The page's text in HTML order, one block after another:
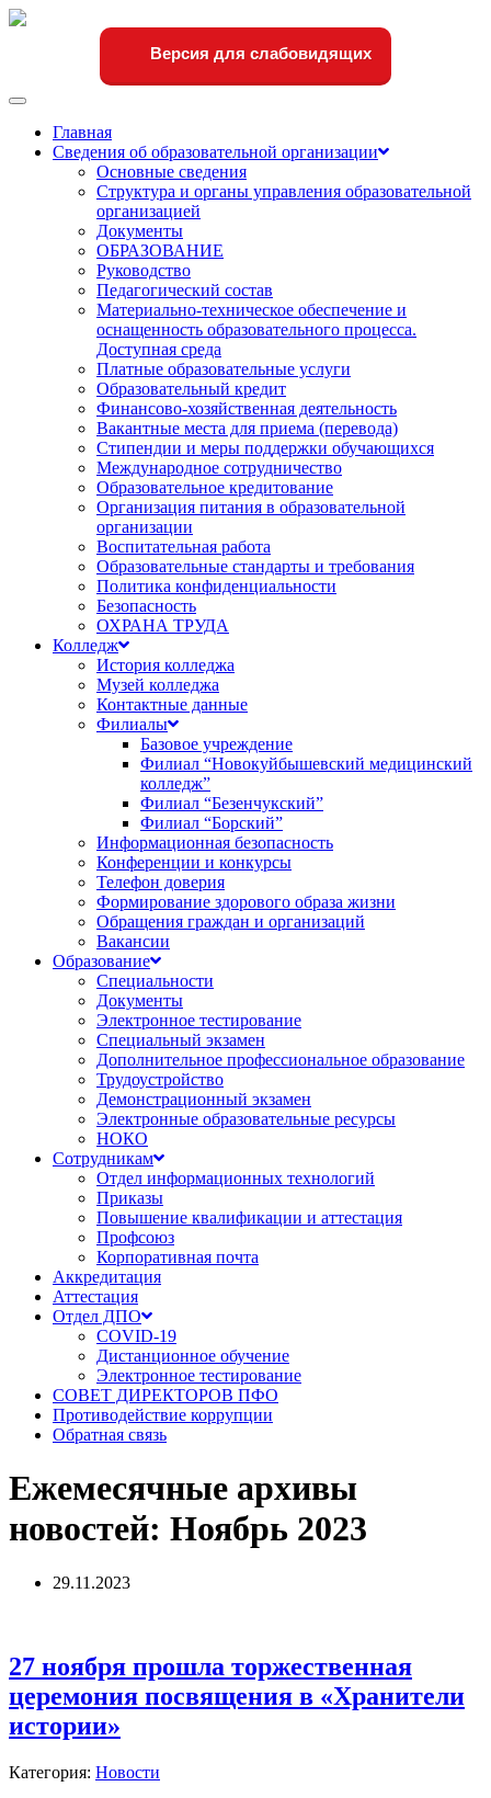
Версия для слабовидящих
Переключить
навигацииГлавная
Сведения об образовательной организации
Основные сведения
Структура и органы управления образовательной
организацией
Документы
ОБРАЗОВАНИЕ
Руководство
Педагогический состав
Материально-техническое обеспечение и
оснащенность образовательного процесса.
Доступная среда
Платные образовательные услуги
Образовательный кредит
Финансово-хозяйственная деятельность
Вакантные места для приема (перевода)
Стипендии и меры поддержки обучающихся
Международное сотрудничество
Образовательное кредитование
Организация питания в образовательной
организации
Воспитательная работа
Образовательные стандарты и требования
Политика конфиденциальности
Безопасность
ОХРАНА ТРУДА
Колледж
История колледжа
Музей колледжа
Контактные данные
Филиалы
Базовое учреждение
Филиал “Новокуйбышевский медицинский
колледж”
Филиал “Безенчукский”
Филиал “Борский”
Информационная безопасность
Конференции и конкурсы
Телефон доверия
Формирование здорового образа жизни
Обращения граждан и организаций
Вакансии
Образование
Специальности
Документы
Электронное тестирование
Специальный экзамен
Дополнительное профессиональное образование
Трудоустройство
Демонстрационный экзамен
Электронные образовательные ресурсы
НОКО
Сотрудникам
Отдел информационных технологий
Приказы
Повышение квалификации и аттестация
Профсоюз
Корпоративная почта
Аккредитация
Аттестация
Отдел ДПО
COVID-19
Дистанционное обучение
Электронное тестирование
СОВЕТ ДИРЕКТОРОВ ПФО
Противодействие коррупции
Обратная связь
Ежемесячные архивы
новостей: Ноябрь 2023
29.11.2023
27 ноября прошла торжественная
церемония посвящения в «Хранители
истории»
Категория: Новости